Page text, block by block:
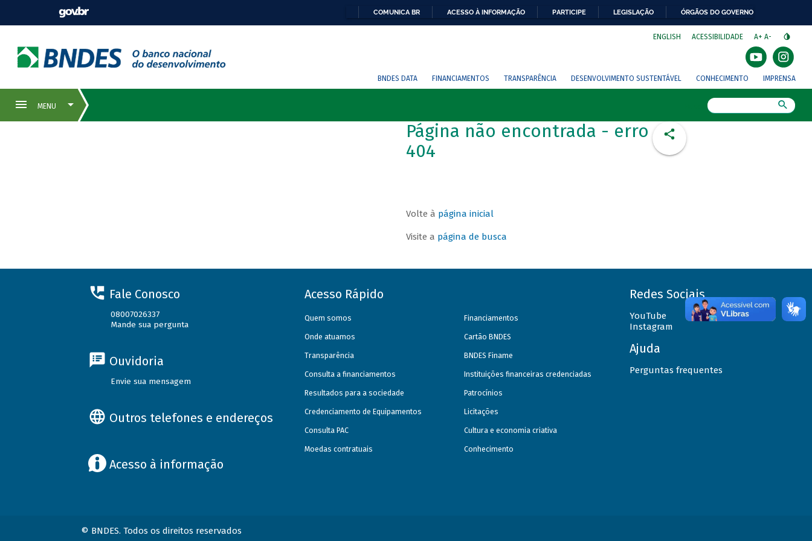
COMUNICA BR ACESSO À INFORMAÇÃO PARTICIPE LEGISLAÇÃO ÓRGÃOS DO GOVERNO
ENGLISH ACESSIBILIDADE A+ A-
BNDES DATA FINANCIAMENTOS TRANSPARÊNCIA DESENVOLVIMENTO SUSTENTÁVEL CONHECIMENTO IMPRENSA
Página não encontrada - erro
404
Volte à página inicial
Visite a página de busca
Fale Conosco
08007026337
Mande sua pergunta
Ouvidoria
Envie sua mensagem
Outros telefones e endereços
Acesso à informação
Acesso Rápido
Quem somos
Onde atuamos
Transparência
Consulta a financiamentos
Resultados para a sociedade
Credenciamento de Equipamentos
Consulta PAC
Moedas contratuais
Financiamentos
Cartão BNDES
BNDES Finame
Instituições financeiras credenciadas
Patrocínios
Licitações
Cultura e economia criativa
Conhecimento
Redes Sociais
YouTube
Instagram
Ajuda
Perguntas frequentes
© BNDES. Todos os direitos reservados